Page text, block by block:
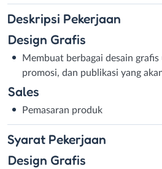
Deskripsi Pekerjaan
Design Grafis
Membuat berbagai desain
promosi, dan publikasi yang
Sales
Pemasaran produk
Syarat Pekerjaan
Design Grafis